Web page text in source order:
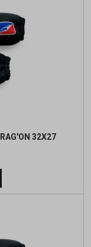
32X27